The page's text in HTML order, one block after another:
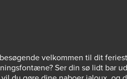
velkommen til dit
Ser din sø lidt bar